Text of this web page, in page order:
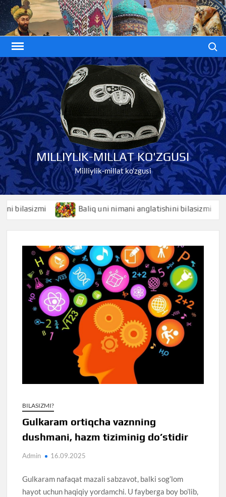
Skip
to
content
MILLIYLIK-MILLAT KO'ZGUSI
Milliylik-millat ko'zgusi
Baliq uni nimani anglatishini bilasizmi
BILASIZMI?
Gulkaram ortiqcha vaznning
dushmani, hazm tiziminig do’stidir
Admin 16.09.2025
Gulkaram nafaqat mazali sabzavot, balki sog’lom
hayot uchun haqiqiy yordamchi. U fayberga boy bo’lib,